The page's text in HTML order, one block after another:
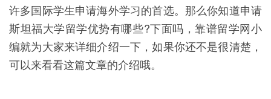
许多国际学生申请海外学习的首选。那么你知道申请
斯坦福大学留学优势有哪些?下面吗，靠谱留学网小
编就为大家来详细介绍一下，如果你还不是很清楚，
可以来看看这篇文章的介绍哦。